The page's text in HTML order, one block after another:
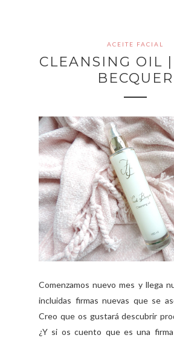
ACEITE FACIAL
CLEANSING OIL
BECQUER
Comenzamos nuevo mes y llega
incluidas firmas nuevas que se
Creo que os gustará descubrir
¿Y si os cuento que es una